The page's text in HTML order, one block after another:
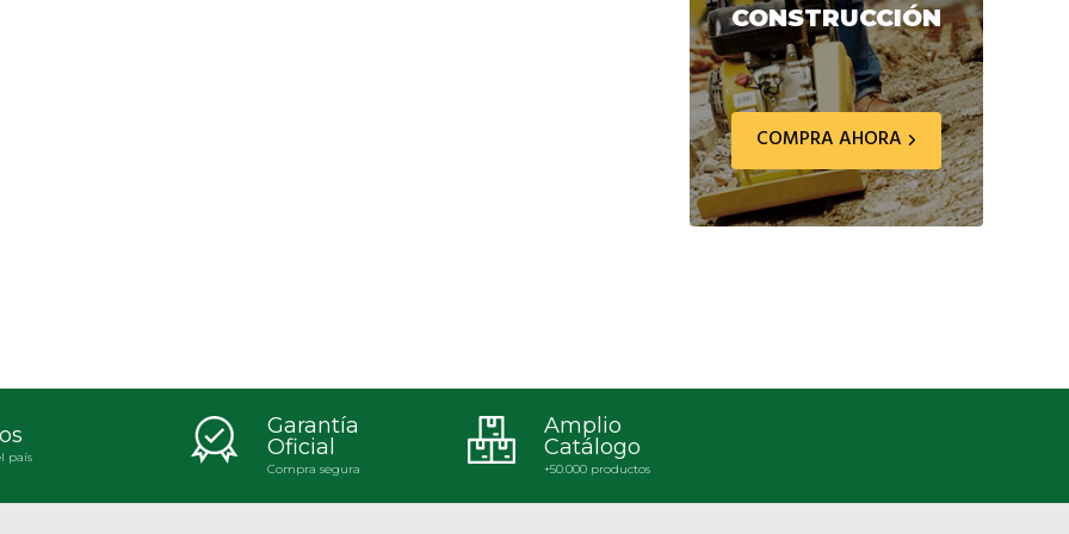
CONSTRUCCIÓN
COMPRA AHORA
país
Garantía
Oficial
Compra segura
Amplio
Catálogo
+50.000 productos